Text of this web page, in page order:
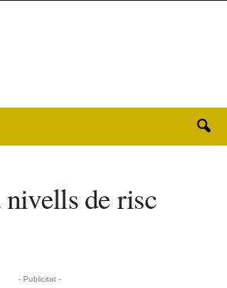
de risc
- Publicitat -